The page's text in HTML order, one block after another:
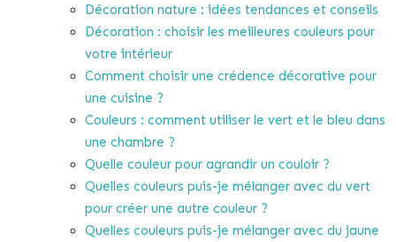
Décoration nature : idées tendances et conseils
Décoration : choisir les meilleures couleurs pour
votre intérieur
Comment choisir une crédence décorative pour
une cuisine ?
Couleurs : comment utiliser le vert et le bleu dans
une chambre ?
Quelle couleur pour agrandir un couloir ?
Quelles couleurs puis-je mélanger avec du vert
pour créer une autre couleur ?
Quelles couleurs puis-je mélanger avec du jaune